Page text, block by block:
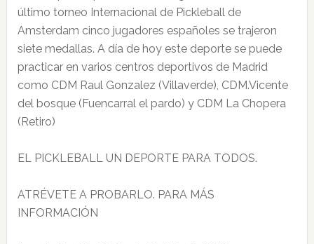
último torneo Internacional de Pickleball de
Amsterdam cinco jugadores españoles se trajeron
siete medallas. A día de hoy este deporte se puede
practicar en varios centros deportivos de Madrid
como CDM Raul Gonzalez (Villaverde), CDM.Vicente
del bosque (Fuencarral el pardo) y CDM La Chopera
(Retiro)
EL PICKLEBALL UN DEPORTE PARA TODOS.
ATRÉVETE A PROBARLO. PARA MÁS
INFORMACIÓN